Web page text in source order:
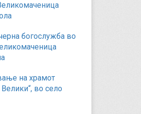
богослужба во
на храмот
Велики“, во село